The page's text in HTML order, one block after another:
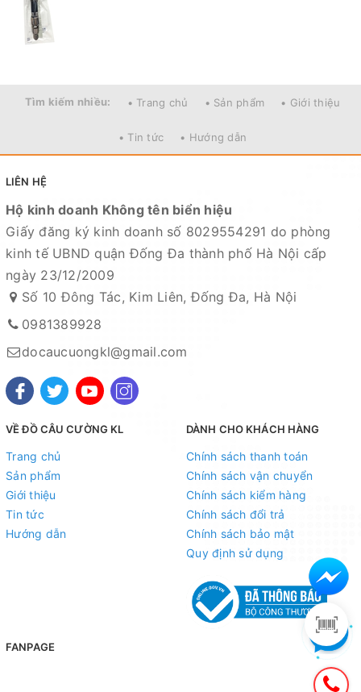
Tìm kiếm nhiều: • Trang chủ • Sản phẩm • Giới thiệu
• Tin tức • Hướng dẫn
LIÊN HỆ
Hộ kinh doanh Không tên biển hiệu
Giấy đăng ký kinh doanh số 8029554291 do phòng
kinh tế UBND quận Đống Đa thành phố Hà Nội cấp
ngày 23/12/2009
Số 10 Đông Tác, Kim Liên, Đống Đa, Hà Nội
0981389928
docaucuongkl@gmail.com
VỀ ĐỒ CÂU CƯỜNG KL
Trang chủ
Sản phẩm
Giới thiệu
Tin tức
Hướng dẫn
DÀNH CHO KHÁCH HÀNG
Chính sách thanh toán
Chính sách vận chuyển
Chính sách kiểm hàng
Chính sách đổi trả
Chính sách bảo mật
Quy định sử dụng
FANPAGE